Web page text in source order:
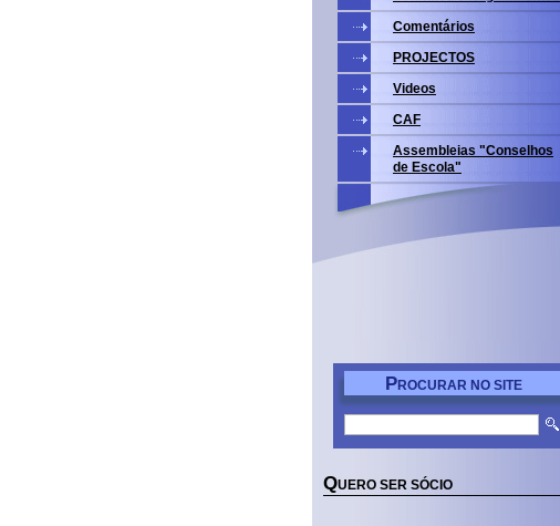
Comentários
PROJECTOS
Videos
CAF
Assembleias "Conselhos
de Escola"
PROCURAR NO SITE
QUERO SER SÓCIO